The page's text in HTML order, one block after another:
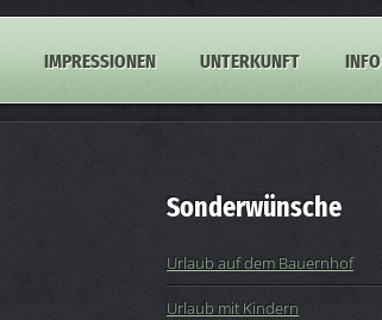
IMPRESSIONEN UNTERKUNFT INFO
Sonderwünsche
Urlaub auf dem Bauernhof
Urlaub mit Kindern